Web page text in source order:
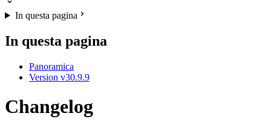
In questa pagina
In questa pagina
Panoramica
Version v30.9.9
Changelog